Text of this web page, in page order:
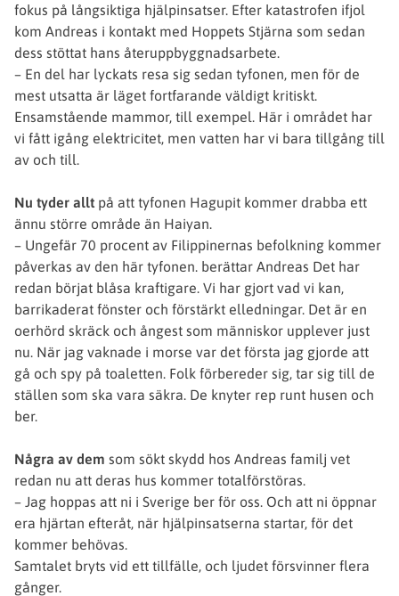
fokus på långsiktiga hjälpinsatser. Efter katastrofen ifjol
kom Andreas i kontakt med Hoppets Stjärna som sedan
dess stöttat hans återuppbyggnadsarbete.
– En del har lyckats resa sig sedan tyfonen, men för de
mest utsatta är läget fortfarande väldigt kritiskt.
Ensamstående mammor, till exempel. Här i området har
vi fått igång elektricitet, men vatten har vi bara tillgång till
av och till.
Nu tyder allt på att tyfonen Hagupit kommer drabba ett
ännu större område än Haiyan.
– Ungefär 70 procent av Filippinernas befolkning kommer
påverkas av den här tyfonen. berättar Andreas Det har
redan börjat blåsa kraftigare. Vi har gjort vad vi kan,
barrikaderat fönster och förstärkt elledningar. Det är en
oerhörd skräck och ångest som människor upplever just
nu. När jag vaknade i morse var det första jag gjorde att
gå och spy på toaletten. Folk förbereder sig, tar sig till de
ställen som ska vara säkra. De knyter rep runt husen och
ber.
Några av dem som sökt skydd hos Andreas familj vet
redan nu att deras hus kommer totalförstöras.
– Jag hoppas att ni i Sverige ber för oss. Och att ni öppnar
era hjärtan efteråt, när hjälpinsatserna startar, för det
kommer behövas.
Samtalet bryts vid ett tillfälle, och ljudet försvinner flera
gånger.